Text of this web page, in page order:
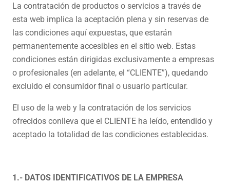
La contratación de productos o servicios a través de
esta web implica la aceptación plena y sin reservas de
las condiciones aquí expuestas, que estarán
permanentemente accesibles en el sitio web. Estas
condiciones están dirigidas exclusivamente a empresas
o profesionales (en adelante, el “CLIENTE”), quedando
excluido el consumidor final o usuario particular.
El uso de la web y la contratación de los servicios
ofrecidos conlleva que el CLIENTE ha leído, entendido y
aceptado la totalidad de las condiciones establecidas.
1.- DATOS IDENTIFICATIVOS DE LA EMPRESA